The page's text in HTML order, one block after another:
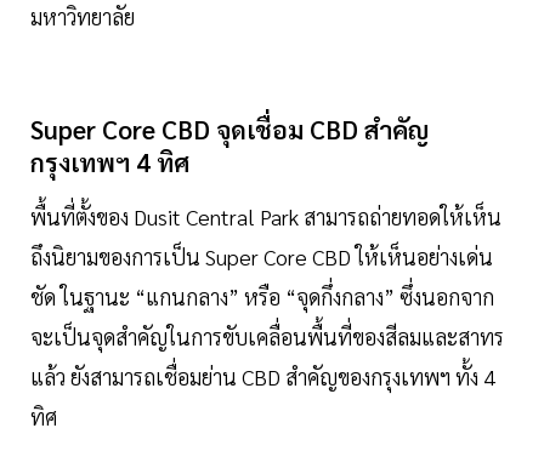
มหาวิทยาลัย
Super Core CBD จุดเชื่อม CBD สำคัญ
กรุงเทพฯ 4 ทิศ
พื้นที่ตั้งของ Dusit Central Park สามารถถ่ายทอดให้เห็น
ถึงนิยามของการเป็น Super Core CBD ให้เห็นอย่างเด่น
ชัด ในฐานะ “แกนกลาง” หรือ “จุดกึ่งกลาง” ซึ่งนอกจาก
จะเป็นจุดสำคัญในการขับเคลื่อนพื้นที่ของสีลมและสาทร
แล้ว ยังสามารถเชื่อมย่าน CBD สำคัญของกรุงเทพฯ ทั้ง 4
ทิศ